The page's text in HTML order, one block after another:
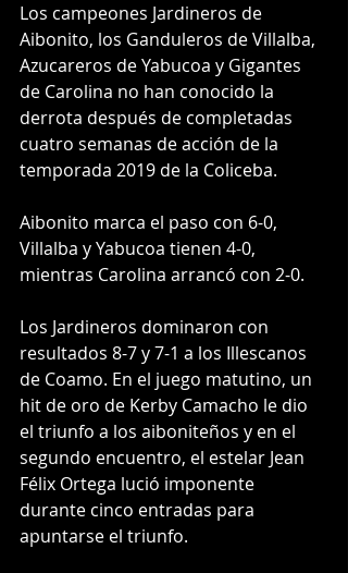
Los campeones Jardineros de
Aibonito, los Ganduleros de Villalba,
Azucareros de Yabucoa y Gigantes
de Carolina no han conocido la
derrota después de completadas
cuatro semanas de acción de la
temporada 2019 de la Coliceba.
Aibonito marca el paso con 6-0,
Villalba y Yabucoa tienen 4-0,
mientras Carolina arrancó con 2-0.
Los Jardineros dominaron con
resultados 8-7 y 7-1 a los Illescanos
de Coamo. En el juego matutino, un
hit de oro de Kerby Camacho le dio
el triunfo a los aiboniteños y en el
segundo encuentro, el estelar Jean
Félix Ortega lució imponente
durante cinco entradas para
apuntarse el triunfo.